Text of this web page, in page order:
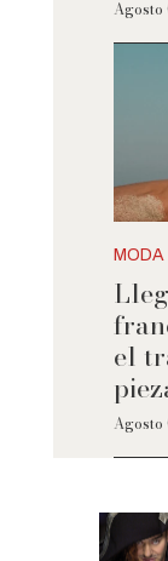
Agosto
MODA
el
Agosto